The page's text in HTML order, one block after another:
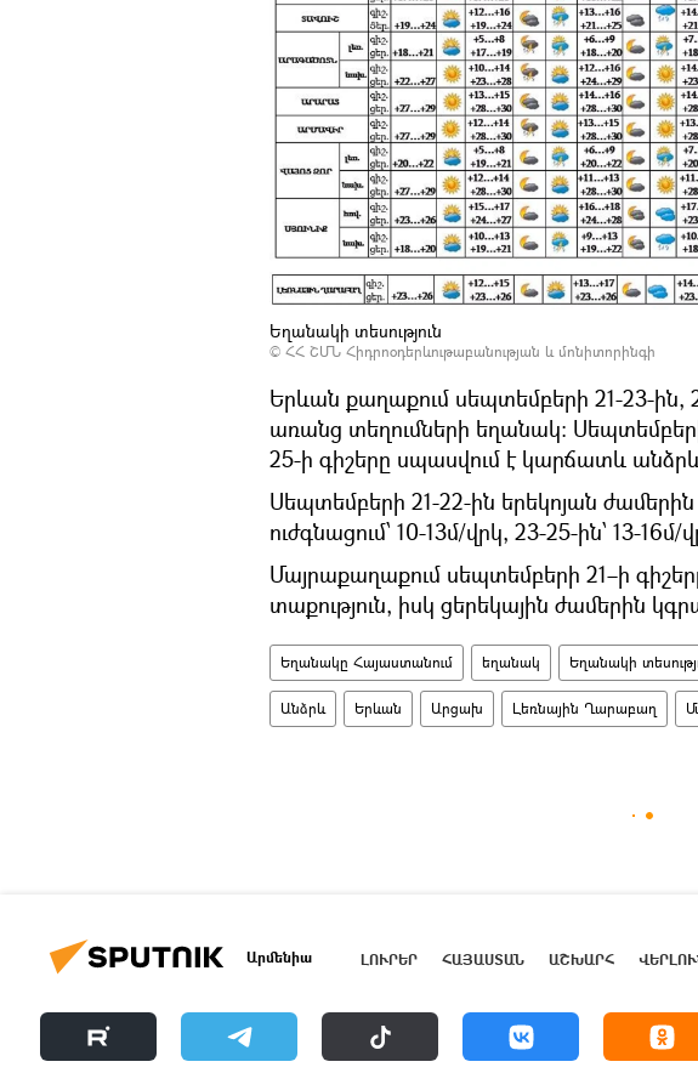
Եղանակի տեսություն
© ՀՀ ՇՄՆ Հիդրոօդերևութաբանության և մոնիտորինգի
Երևան քաղաքում սեպտեմբերի 21-23-ին,
առանց տեղումների եղանակ։
25-ի գիշերը սպասվում է կարճատև
Սեպտեմբերի 21-22-ին երեկոյան
ուժգնացում՝ 10-13մ/վրկ, 23-25-ին՝ 13-
Մայրաքաղաքում սեպտեմբերի 21–ի
տաքություն, իսկ ցերեկային ժամերին
Եղանակը Հայաստանում եղանակ Եղանակի
Անձրև Երևան Արցախ Լեռնային Ղարաբաղ
Արմենիա ԼՈՒՐԵՐ ՀԱՅԱՍՏԱՆ ԱՇԽԱՐՀ